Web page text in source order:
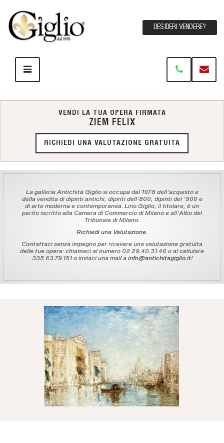
DESIDERI VENDERE?
VENDI LA TUA OPERA FIRMATA
ZIEM FELIX
RICHIEDI UNA VALUTAZIONE GRATUITA
La galleria Antichità Giglio si occupa dal 1978 dell'acquisto e
della vendita di dipinti antichi, dipinti dell'800, dipinti del '900 e
di arte moderna e contemporanea. Lino Giglio, il titolare, è un
perito iscritto alla Camera di Commercio di Milano e all'Albo del
Tribunale di Milano.
Richiedi una Valutazione.
Contattaci senza impegno per ricevere una valutazione gratuita
delle tue opere: chiamaci al numero 02 29.40.31.46 o al cellulare
335 63.79.151 o inviaci una mail a info@antichitagiglio.it!